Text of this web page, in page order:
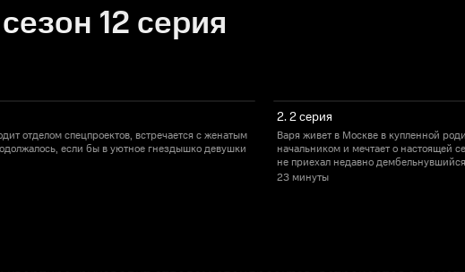
12 серия
отделом спецпроектов, встречается с женатым
если бы в уютное гнездышко девушки
2. 2 серия
Варя живет в Москве в купленной
начальником и мечтает о настоящей
не приехал недавно
23 минуты